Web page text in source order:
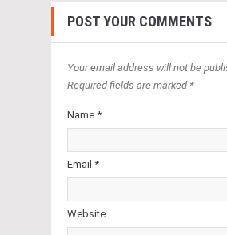
POST YOUR COMMENTS
Your email address will not be
Required fields are marked *
Name *
Email *
Website